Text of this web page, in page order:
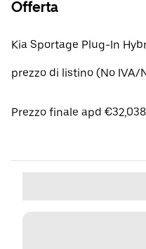
Offerta
Kia Sportage Plug-In
prezzo di listino (No IVA/
Prezzo finale apd